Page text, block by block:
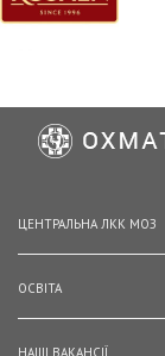
ЦЕНТРАЛЬНА ЛКК МОЗ
ОСВІТА